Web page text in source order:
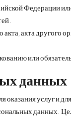
Федерации
акта другого
или
данных
услуг и
данных.